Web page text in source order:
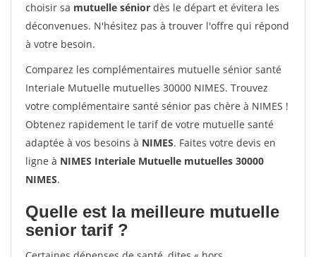
choisir sa mutuelle sénior dès le départ et évitera les
déconvenues. N'hésitez pas à trouver l'offre qui répond
à votre besoin.
Comparez les complémentaires mutuelle sénior santé
Interiale Mutuelle mutuelles 30000 NIMES. Trouvez
votre complémentaire santé sénior pas chère à NIMES !
Obtenez rapidement le tarif de votre mutuelle santé
adaptée à vos besoins à NIMES. Faites votre devis en
ligne à NIMES Interiale Mutuelle mutuelles 30000
NIMES.
Quelle est la meilleure mutuelle
senior tarif ?